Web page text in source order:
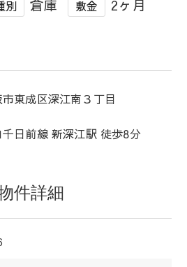
別 倉庫 敷金 2ヶ月
市東成区深江南３丁目
日前線 新深江駅 徒歩8分
件詳細